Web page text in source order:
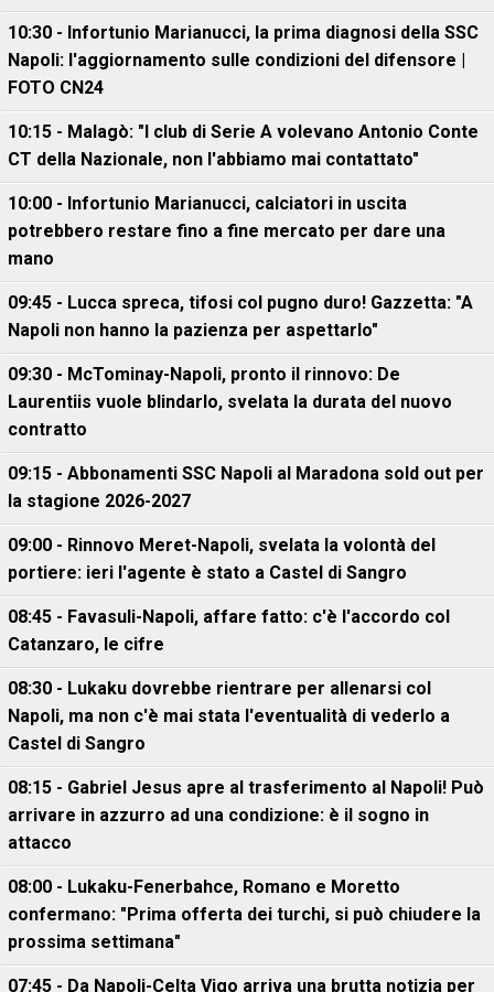
10:30 - Infortunio Marianucci, la prima diagnosi della SSC
Napoli: l'aggiornamento sulle condizioni del difensore |
FOTO CN24
10:15 - Malagò: "I club di Serie A volevano Antonio Conte
CT della Nazionale, non l'abbiamo mai contattato"
10:00 - Infortunio Marianucci, calciatori in uscita
potrebbero restare fino a fine mercato per dare una
mano
09:45 - Lucca spreca, tifosi col pugno duro! Gazzetta: "A
Napoli non hanno la pazienza per aspettarlo"
09:30 - McTominay-Napoli, pronto il rinnovo: De
Laurentiis vuole blindarlo, svelata la durata del nuovo
contratto
09:15 - Abbonamenti SSC Napoli al Maradona sold out per
la stagione 2026-2027
09:00 - Rinnovo Meret-Napoli, svelata la volontà del
portiere: ieri l'agente è stato a Castel di Sangro
08:45 - Favasuli-Napoli, affare fatto: c'è l'accordo col
Catanzaro, le cifre
08:30 - Lukaku dovrebbe rientrare per allenarsi col
Napoli, ma non c'è mai stata l'eventualità di vederlo a
Castel di Sangro
08:15 - Gabriel Jesus apre al trasferimento al Napoli! Può
arrivare in azzurro ad una condizione: è il sogno in
attacco
08:00 - Lukaku-Fenerbahce, Romano e Moretto
confermano: "Prima offerta dei turchi, si può chiudere la
prossima settimana"
07:45 - Da Napoli-Celta Vigo arriva una brutta notizia per